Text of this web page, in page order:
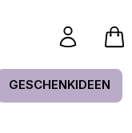
GESCHENKIDEEN